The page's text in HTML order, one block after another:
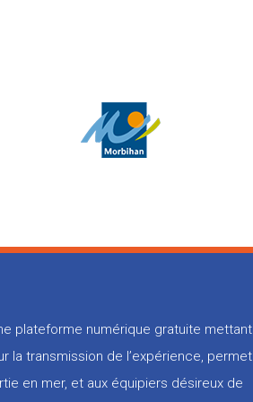
plateforme numérique gratuite mettant
la transmission de l’expérience, permet
en mer, et aux équipiers désireux de